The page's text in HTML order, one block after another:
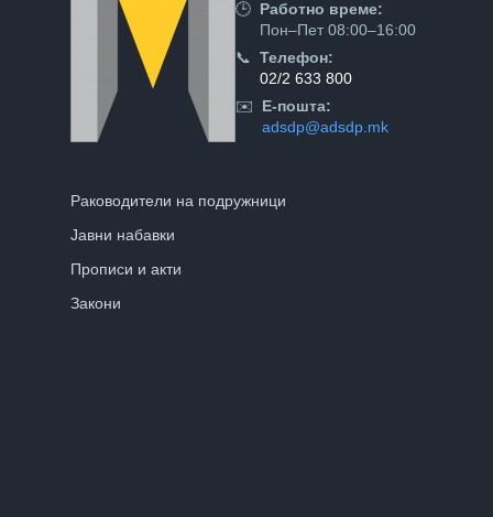
🕒 Работно време:
Пон–Пет 08:00–16:00
📞 Телефон:
02/2 633 800
✉️
Е-пошта:
adsdp@adsdp.mk
Раководители на подружници
Јавни набавки
Прописи и акти
Закони